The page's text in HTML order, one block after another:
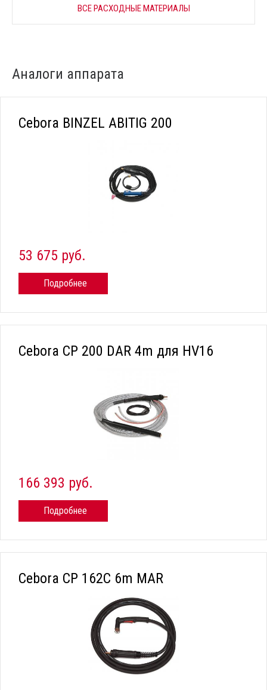
ВСЕ РАСХОДНЫЕ МАТЕРИАЛЫ
Аналоги аппарата
Cebora BINZEL ABITIG 200
53 675 руб.
Подробнее
Cebora CP 200 DAR 4m для HV16
166 393 руб.
Подробнее
Cebora CP 162C 6m MAR